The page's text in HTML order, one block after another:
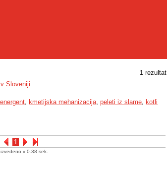
1 rezultat
1
Sloveniji
energent, kmetijska mehanizacija, peleti iz slame, kotli
v 0.38 sek.